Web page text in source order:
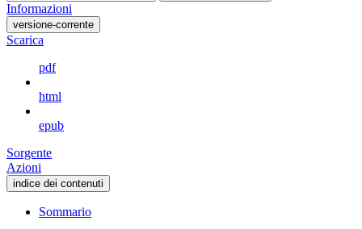
Informazioni
versione-corrente
Scarica
pdf
html
epub
Sorgente
Azioni
indice dei contenuti
Sommario